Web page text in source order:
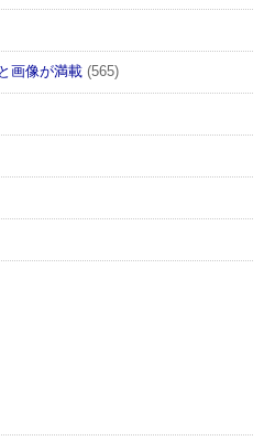
画像が満載 (565)